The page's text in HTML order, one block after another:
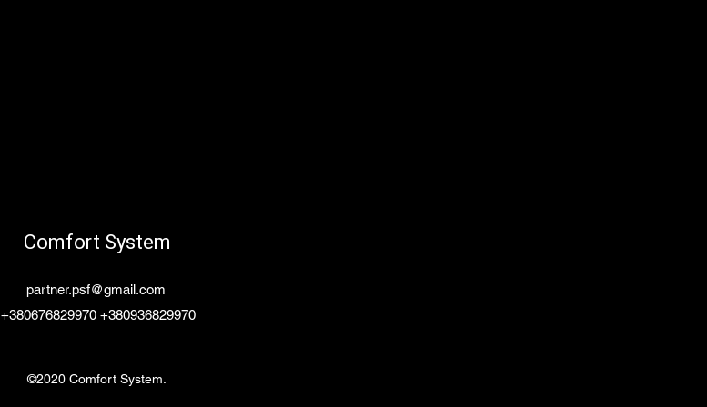
Comfort System
partner.psf@gmail.com
+380676829970 +380936829970
©2020 Comfort System.